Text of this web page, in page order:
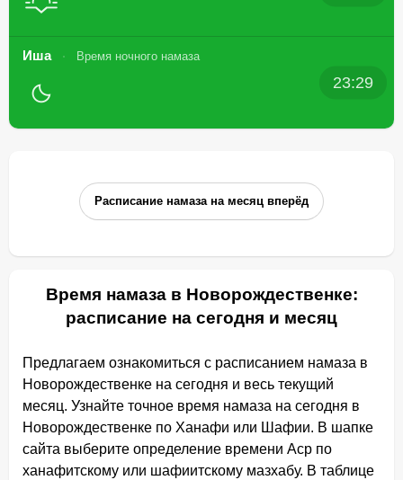
Иша Время ночного намаза
23:29
Расписание намаза на месяц вперёд
Время намаза в Новорождественке:
расписание на сегодня и месяц
Предлагаем ознакомиться с расписанием намаза в
Новорождественке на сегодня и весь текущий
месяц. Узнайте точное время намаза на сегодня в
Новорождественке по Ханафи или Шафии. В шапке
сайта выберите определение времени Аср по
ханафитскому или шафиитскому мазхабу. В таблице